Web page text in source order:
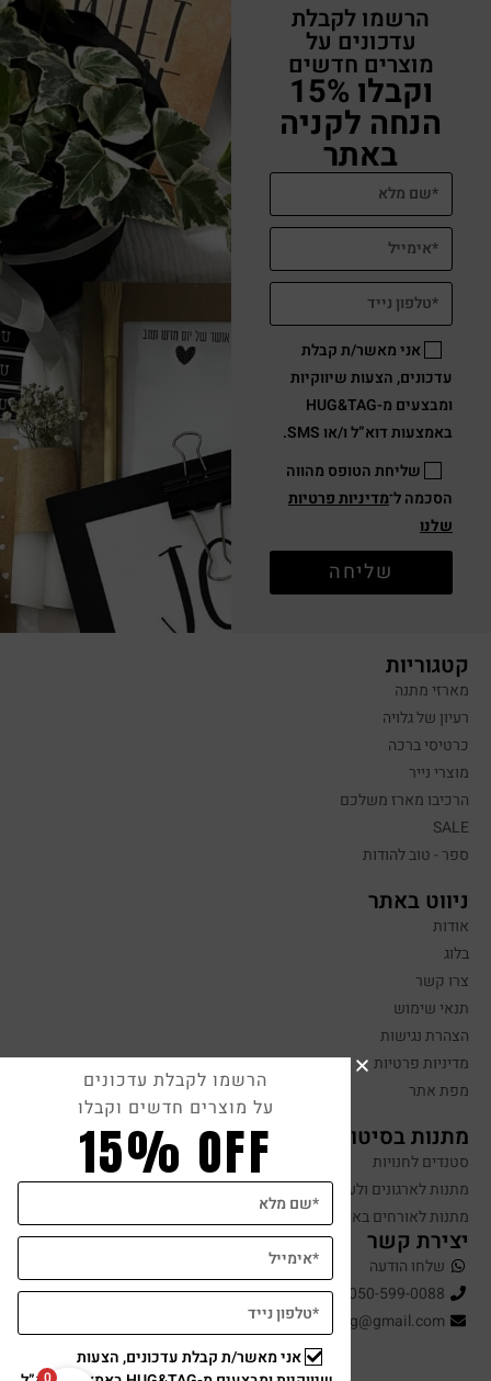
הרשמו לקבלת
עדכונים על
מוצרים חדשים
וקבלו 15%
הנחה לקניה
באתר
אני מאשר/ת קבלת
עדכונים, הצעות שיווקיות
ומבצעים מ-HUG&TAG
באמצעות דוא”ל ו/או SMS.
שליחת הטופס מהווה
הסכמה ל־מדיניות פרטיות
שלנו
שליחה
קטגוריות
מארזי מתנה
רעיון של גלויה
כרטיסי ברכה
מוצרי נייר
הרכיבו מארז משלכם
SALE
ספר - טוב להודות
ניווט באתר
אודות
בלוג
צרו קשר
תנאי שימוש
הצהרת נגישות
מדיניות פרטיות
מפת אתר
מתנות בסיטונאות
סטנדים לחנויות
מתנות לארגונים ולעובדים
מתנות לאורחים באירועים
יצירת קשר
שלחו הודעה
050-599-0088
hugandtag@gmail.com
הרשמו לקבלת עדכונים
על מוצרים חדשים וקבלו
15% OFF
אני מאשר/ת קבלת עדכונים, הצעות